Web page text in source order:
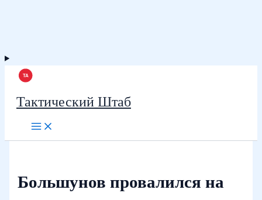
Тактический Штаб
Большунов провалился на